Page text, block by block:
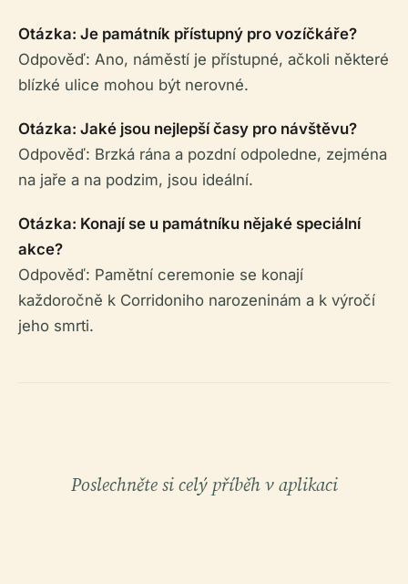
Otázka: Je památník přístupný pro vozíčkáře?
Odpověď: Ano, náměstí je přístupné, ačkoli některé
blízké ulice mohou být nerovné.
Otázka: Jaké jsou nejlepší časy pro návštěvu?
Odpověď: Brzká rána a pozdní odpoledne, zejména
na jaře a na podzim, jsou ideální.
Otázka: Konají se u památníku nějaké speciální
akce?
Odpověď: Pamětní ceremonie se konají
každoročně k Corridoniho narozeninám a k výročí
jeho smrti.
Poslechněte si celý příběh v aplikaci